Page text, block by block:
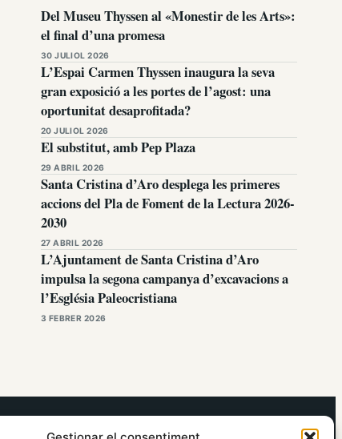
Del Museu Thyssen al «Monestir de les Arts»:
el final d’una promesa
30 JULIOL 2026
L’Espai Carmen Thyssen inaugura la seva
gran exposició a les portes de l’agost: una
oportunitat desaprofitada?
20 JULIOL 2026
El substitut, amb Pep Plaza
29 ABRIL 2026
Santa Cristina d’Aro desplega les primeres
accions del Pla de Foment de la Lectura 2026-
2030
27 ABRIL 2026
L’Ajuntament de Santa Cristina d’Aro
impulsa la segona campanya d’excavacions a
l’Església Paleocristiana
3 FEBRER 2026
elRidaura.com